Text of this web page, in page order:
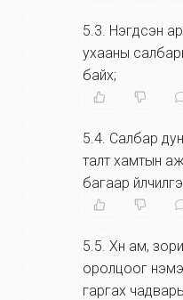
5.3. Нэгдсэн
ухааны
байх;
5.4. Салбар
талт хамтын
багаар
5.5. Хүн ам,
оролцоог
гаргах